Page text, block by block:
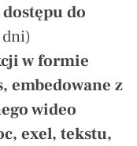
do
dni)
w formie
embedowane z
wideo
exel, tekstu,